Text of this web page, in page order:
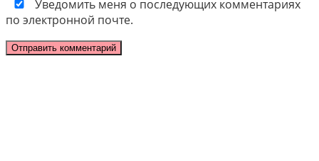
Уведомить меня о последующих комментариях
по электронной почте.